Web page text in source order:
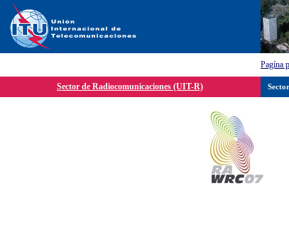
Pagína
Sector de Radiocomunicaciones (UIT-R)